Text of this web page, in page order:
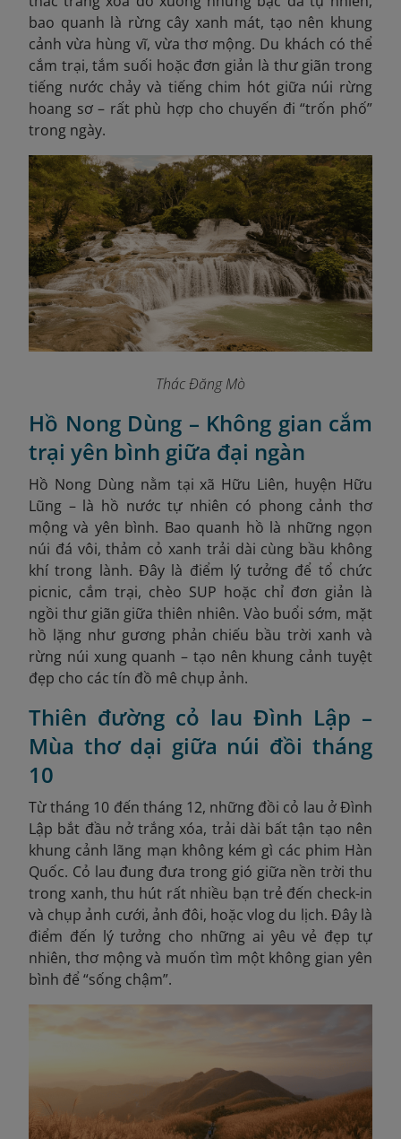
bao quanh là rừng cây xanh mát, tạo nên khung
cảnh vừa hùng vĩ, vừa thơ mộng. Du khách có thể
cắm trại, tắm suối hoặc đơn giản là thư giãn trong
tiếng nước chảy và tiếng chim hót giữa núi rừng
hoang sơ – rất phù hợp cho chuyến đi “trốn phố”
trong ngày.
Thác Đăng Mò
Hồ Nong Dùng – Không gian cắm
trại yên bình giữa đại ngàn
Hồ Nong Dùng nằm tại xã Hữu Liên, huyện Hữu
Lũng – là hồ nước tự nhiên có phong cảnh thơ
mộng và yên bình. Bao quanh hồ là những ngọn
núi đá vôi, thảm cỏ xanh trải dài cùng bầu không
khí trong lành. Đây là điểm lý tưởng để tổ chức
picnic, cắm trại, chèo SUP hoặc chỉ đơn giản là
ngồi thư giãn giữa thiên nhiên. Vào buổi sớm, mặt
hồ lặng như gương phản chiếu bầu trời xanh và
rừng núi xung quanh – tạo nên khung cảnh tuyệt
đẹp cho các tín đồ mê chụp ảnh.
Thiên đường cỏ lau Đình Lập –
Mùa thơ dại giữa núi đồi tháng
10
Từ tháng 10 đến tháng 12, những đồi cỏ lau ở Đình
Lập bắt đầu nở trắng xóa, trải dài bất tận tạo nên
khung cảnh lãng mạn không kém gì các phim Hàn
Quốc. Cỏ lau đung đưa trong gió giữa nền trời thu
trong xanh, thu hút rất nhiều bạn trẻ đến check-in
và chụp ảnh cưới, ảnh đôi, hoặc vlog du lịch. Đây là
điểm đến lý tưởng cho những ai yêu vẻ đẹp tự
nhiên, thơ mộng và muốn tìm một không gian yên
bình để “sống chậm”.